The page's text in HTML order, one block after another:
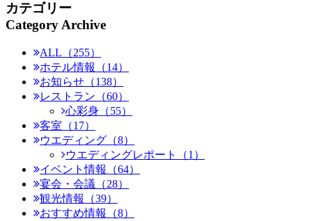
カテゴリー
Category Archive
ALL（255）
ホテル情報（14）
お知らせ（138）
レストラン（60）
心彩身（55）
客室（17）
ウエディング（8）
ウエディングレポート（1）
イベント情報（64）
宴会・会議（28）
観光情報（39）
おすすめ情報（8）